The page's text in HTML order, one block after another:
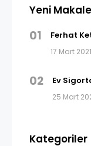
Yeni
01 Ferhat
17 Mart 2021
02 Ev
25 Mart
Kategoriler